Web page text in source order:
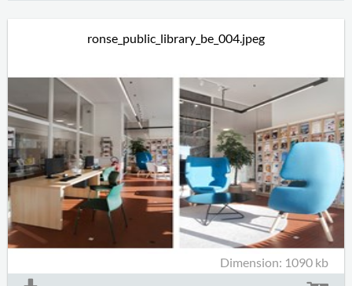
ronse_public_library_be_004.jpeg
Dimension: 1090 kb